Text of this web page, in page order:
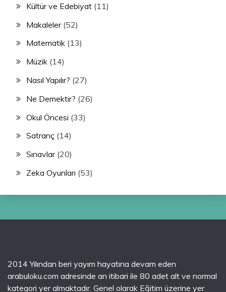
Kültür ve Edebiyat (11)
Makaleler(52)
Matematik (13)
Müzik (14)
Nasıl Yapılır? (27)
Ne Demektir? (26)
Okul Öncesi (33)
Satranç (14)
Sınavlar(20)
Zeka Oyunları (53)
2014 Yılından beri yayım hayatına devam eden
arabuloku.com adresinde an itibari ile 80 adet alt ve normal
kategori yer almaktadır. Genel olarak Eğitim üzerine yer